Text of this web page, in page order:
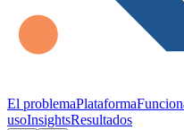
El problemaPlataforma
usoInsightsResultados